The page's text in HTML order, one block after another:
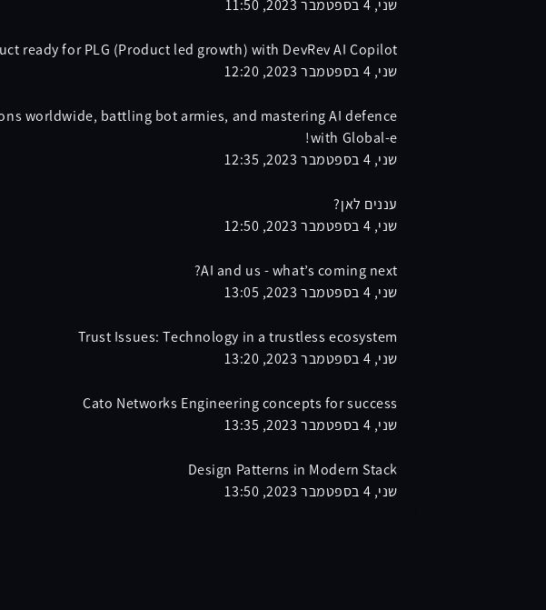
שני, 4 בספטמבר 2023, 11:50
ready for PLG (Product led growth) with DevRev AI Copilot
שני, 4 בספטמבר 2023, 12:20
worldwide, battling bot armies, and mastering AI defence
with Global-e!
שני, 4 בספטמבר 2023, 12:35
עננים לאן?
שני, 4 בספטמבר 2023, 12:50
AI and us - what’s coming next?
שני, 4 בספטמבר 2023, 13:05
Trust Issues: Technology in a trustless ecosystem
שני, 4 בספטמבר 2023, 13:20
Cato Networks Engineering concepts for success
שני, 4 בספטמבר 2023, 13:35
Design Patterns in Modern Stack
שני, 4 בספטמבר 2023, 13:50